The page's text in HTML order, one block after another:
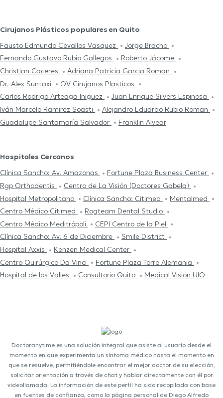
Cirujanos Plásticos populares en Quito
Fausto Edmundo Cevallos Vasquez
Jorge Bracho
Fernando Gustavo Rubio Gallegos
Roberto Jácome
Christian Caceres
Adriana Patricia Garcia Roman
Dr. Alex Suntaxi
OV Cirujanos Plasticos
Carlos Rodrigo Arteaga Iñiguez
Juan Enrique Silvers Espinosa
Iván Marcelo Ramirez Soasti
Alejandro Eduardo Rubio Roman
Guadalupe Santamaría Salvador
Franklin Alvear
Hospitales Cercanos
Clínica Sancho: Av. Amazonas
Fortune Plaza Business Center
Rgp Orthodentis
Centro de La Visión (Doctores Gabela)
Hospital Metropolitano
Clínica Sancho: Citimed
Mentalmed
Centro Médico Citimed
Rogteam Dental Studio
Centro Médico Meditrópoli
CEPI Centro de la Piel
Clínica Sancho: Av. 6 de Diciembre
Smile District
Hospital Axxis
Kenzen Medical Center
Centro Quirúrgico Da Vinci
Fortune Plaza Torre Alemania
Hospital de los Valles
Consultorio Quito Medical Vision UIO
Doctoranytime es una solución integral que asiste al usuario desde el
momento en que experimenta un síntoma médico hasta el momento en
que se resuelve, permitiéndole encontrar el mejor doctor de su elección,
solicitar orientación a través de chat y hablar directamente con él por
videollamada. La información de este perfil ha sido recopilada con base
en fuentes de confianza, como la página personal de Diego Alfredo